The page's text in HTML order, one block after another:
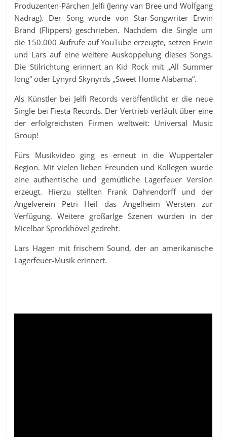
Produzenten-Pärchen Jelfi (Jenny van Bree und Wolfgang
Nadrag). Der Song wurde von Star-Songwriter Erwin
Brand (Flippers) geschrieben. Nachdem die Single um
die 150.000 Aufrufe auf YouTube erzeugte, setzen Erwin
und Lars auf eine weitere Auskoppelung dieses Songs.
Die Stilrichtung erinnert an Kid Rock mit „All Summer
long“ oder Lynyrd Skynyrds „Sweet Home Alabama“.
Als Künstler bei Jelfi Records veröffentlicht er die neue
Single bei Fiesta Records. Der Vertrieb verläuft über eine
der erfolgreichsten Firmen weltweit: Universal Music
Group!
Fürs Musikvideo ging es erneut in die Wuppertaler
Region. Mit vielen lieben Freunden und Kollegen wurde
eine authentische und gemütliche Lagerfeuer Version
erzeugt. Hierzu stellten Frank Dahrendorff und der
Angelverein Petri Heil das Angelheim Wersten zur
Verfügung. Weitere großarIge Szenen wurden in der
Micelbar Sprockhövel gedreht.
Lars Hagen mit frischem Sound, der an amerikanische
Lagerfeuer-Musik erinnert.